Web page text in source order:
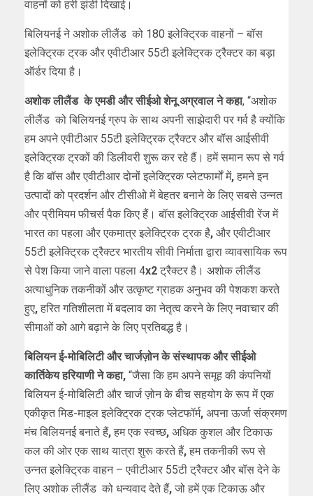
वाहनों को हरी झंडी दिखाई।
बिलियनई ने अशोक लीलैंड को 180 इलेक्ट्रिक वाहनों – बॉस
इलेक्ट्रिक ट्रक और एवीटीआर 55टी इलेक्ट्रिक ट्रैक्टर का बड़ा
ऑर्डर दिया है।
अशोक लीलैंड के एमडी और सीईओ शेनू अग्रवाल ने कहा, “अशोक
लीलैंड को बिलियनई ग्रुप के साथ अपनी साझेदारी पर गर्व है क्योंकि
हम अपने एवीटीआर 55टी इलेक्ट्रिक ट्रैक्टर और बॉस आईसीवी
इलेक्ट्रिक ट्रकों की डिलीवरी शुरू कर रहे हैं। हमें समान रूप से गर्व
है कि बॉस और एवीटीआर दोनों इलेक्ट्रिक प्लेटफार्मों में, हमने इन
उत्पादों को प्रदर्शन और टीसीओ में बेहतर बनाने के लिए सबसे उन्नत
और प्रीमियम फीचर्स पैक किए हैं। बॉस इलेक्ट्रिक आईसीवी रेंज में
भारत का पहला और एकमात्र इलेक्ट्रिक ट्रक है, और एवीटीआर
55टी इलेक्ट्रिक ट्रैक्टर भारतीय सीवी निर्माता द्वारा व्यावसायिक रूप
से पेश किया जाने वाला पहला 4x2 ट्रैक्टर है। अशोक लीलैंड
अत्याधुनिक तकनीकों और उत्कृष्ट ग्राहक अनुभव की पेशकश करते
हुए, हरित गतिशीलता में बदलाव का नेतृत्व करने के लिए नवाचार की
सीमाओं को आगे बढ़ाने के लिए प्रतिबद्ध है।
बिलियन ई-मोबिलिटी और चार्जज़ोन के संस्थापक और सीईओ
कार्तिकेय हरियाणी ने कहा, “जैसा कि हम अपने समूह की कंपनियों
बिलियन ई-मोबिलिटी और चार्ज ज़ोन के बीच सहयोग के रूप में एक
एकीकृत मिड-माइल इलेक्ट्रिक ट्रक प्लेटफॉर्म, अपना ऊर्जा संक्रमण
मंच बिलियनई बनाते हैं, हम एक स्वच्छ, अधिक कुशल और टिकाऊ
कल की ओर एक साथ यात्रा शुरू करते हैं, हम तकनीकी रूप से
उन्नत इलेक्ट्रिक वाहन – एवीटीआर 55टी ट्रैक्टर और बॉस देने के
लिए अशोक लीलैंड को धन्यवाद देते हैं, जो हमें एक टिकाऊ और